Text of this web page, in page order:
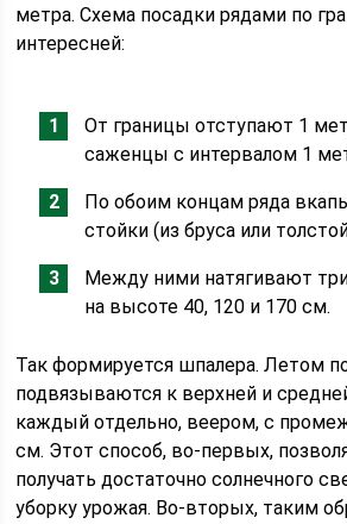
метра. Схема посадки рядами по
интересней:
От границы отступают 1
саженцы с интервалом 1
По обоим концам ряда
стойки (из бруса или
Между ними натягивают
на высоте 40, 120 и 170 см.
Так формируется шпалера. Летом
подвязываются к верхней и
каждый отдельно, веером, с
см. Этот способ, во-первых,
получать достаточно солнечного
уборку урожая. Во-вторых, таким